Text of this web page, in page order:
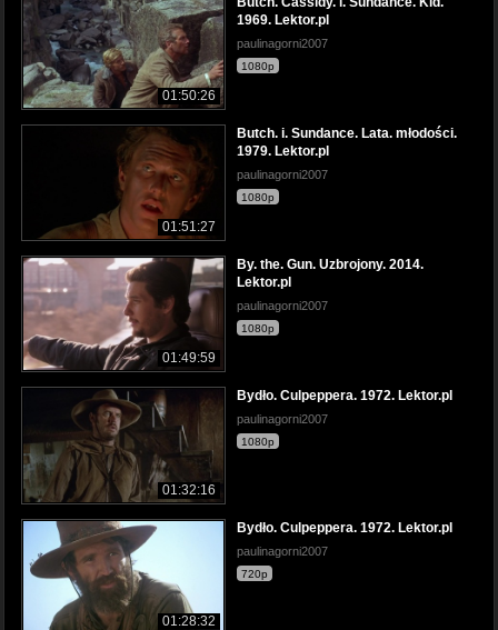
01:50:26
1969. Lektor.pl
paulinagorni2007
1080p
01:51:27
Butch. i. Sundance. Lata. młodości.
1979. Lektor.pl
paulinagorni2007
1080p
01:49:59
By. the. Gun. Uzbrojony. 2014.
Lektor.pl
paulinagorni2007
1080p
01:32:16
Bydło. Culpeppera. 1972. Lektor.pl
paulinagorni2007
1080p
01:28:32
Bydło. Culpeppera. 1972. Lektor.pl
paulinagorni2007
720p